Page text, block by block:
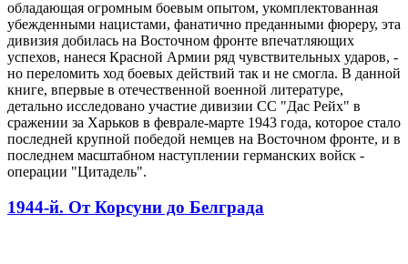
обладающая огромным боевым опытом, укомплектованная
убежденными нацистами, фанатично преданными фюреру, эта
дивизия добилась на Восточном фронте впечатляющих
успехов, нанеся Красной Армии ряд чувствительных ударов, -
но переломить ход боевых действий так и не смогла. В данной
книге, впервые в отечественной военной литературе,
детально исследовано участие дивизии СС "Дас Рейх" в
сражении за Харьков в феврале-марте 1943 года, которое стало
последней крупной победой немцев на Восточном фронте, и в
последнем масштабном наступлении германских войск -
операции "Цитадель".
1944-й. От Корсуни до Белграда